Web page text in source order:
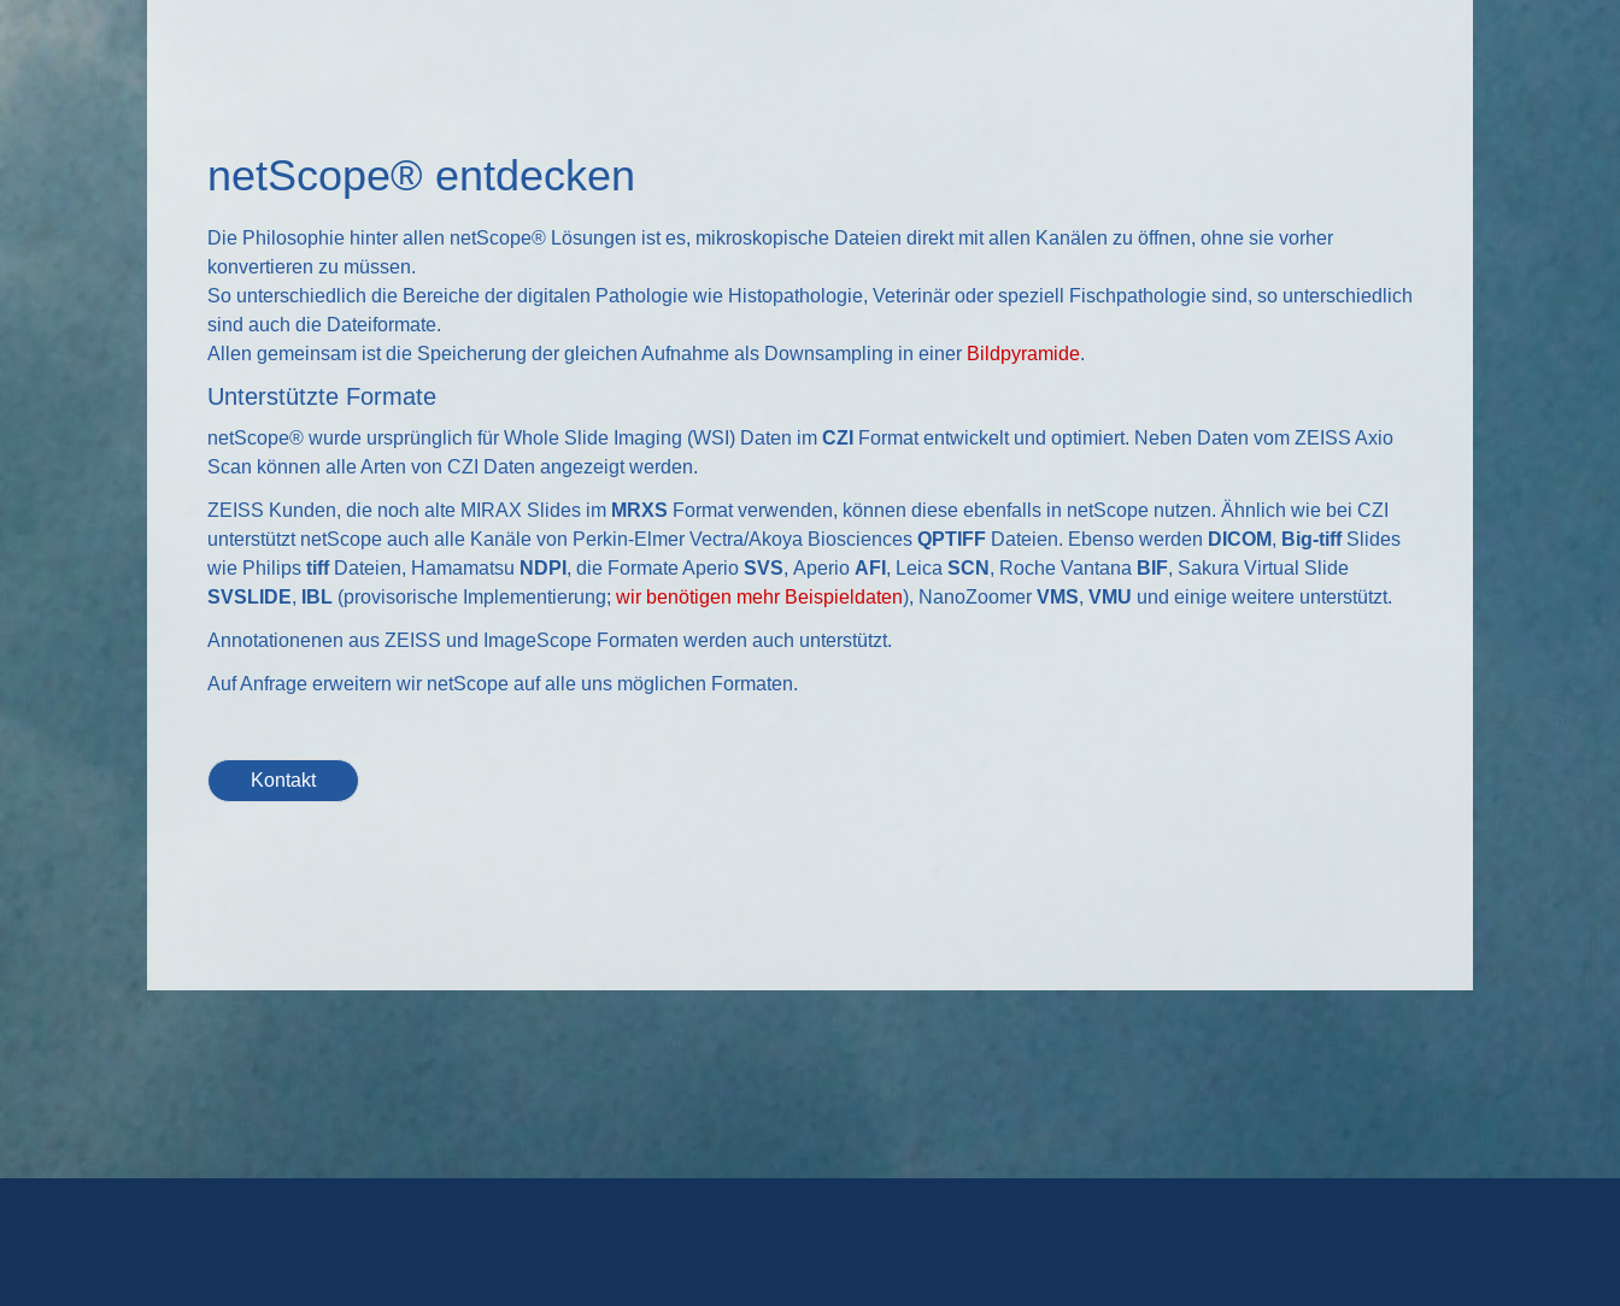
netScope® entdecken
Die Philosophie hinter allen netScope® Lösungen ist es, mikroskopische Dateien direkt mit allen Kanälen zu öffnen, ohne sie vorher
konvertieren zu müssen.
So unterschiedlich die Bereiche der digitalen Pathologie wie Histopathologie, Veterinär oder speziell Fischpathologie sind, so unterschiedlich
sind auch die Dateiformate.
Allen gemeinsam ist die Speicherung der gleichen Aufnahme als Downsampling in einer Bildpyramide.
Unterstützte Formate
netScope® wurde ursprünglich für Whole Slide Imaging (WSI) Daten im CZI Format entwickelt und optimiert. Neben Daten vom ZEISS Axio
Scan können alle Arten von CZI Daten angezeigt werden.
ZEISS Kunden, die noch alte MIRAX Slides im MRXS Format verwenden, können diese ebenfalls in netScope nutzen. Ähnlich wie bei CZI
unterstützt netScope auch alle Kanäle von Perkin-Elmer Vectra/Akoya Biosciences QPTIFF Dateien. Ebenso werden DICOM, Big-tiffSlides
wie Philips tiff Dateien, Hamamatsu NDPI , die Formate Aperio SVS, Aperio AFI , Leica SCN , Roche Vantana BIF, Sakura Virtual Slide
SVSLIDE, IBL (provisorische Implementierung; wir benötigen mehr Beispieldaten), NanoZoomer VMS, VMU und einige weitere unterstützt.
Annotationenen aus ZEISS und ImageScope Formaten werden auch unterstützt.
Auf Anfrage erweitern wir netScope auf alle uns möglichen Formaten.
Kontakt